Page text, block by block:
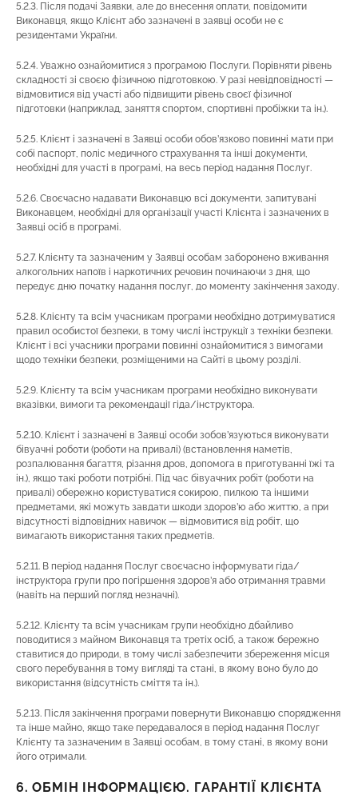
5.2.3. Після подачі Заявки, але до внесення оплати, повідомити
Виконавця, якщо Клієнт або зазначені в заявці особи не є
резидентами України.
5.2.4. Уважно ознайомитися з програмою Послуги. Порівняти рівень
складності зі своєю фізичною підготовкою. У разі невідповідності —
відмовитися від участі або підвищити рівень своєї фізичної
підготовки (наприклад, заняття спортом, спортивні пробіжки та ін.).
5.2.5. Клієнт і зазначені в Заявці особи обов’язково повинні мати при
собі паспорт, поліс медичного страхування та інші документи,
необхідні для участі в програмі, на весь період надання Послуг.
5.2.6. Своєчасно надавати Виконавцю всі документи, запитувані
Виконавцем, необхідні для організації участі Клієнта і зазначених в
Заявці осіб в програмі.
5.2.7. Клієнту та зазначеним у Заявці особам заборонено вживання
алкогольних напоїв і наркотичних речовин починаючи з дня, що
передує дню початку надання послуг, до моменту закінчення заходу.
5.2.8. Клієнту та всім учасникам програми необхідно дотримуватися
правил особистої безпеки, в тому числі інструкції з техніки безпеки.
Клієнт і всі учасники програми повинні ознайомитися з вимогами
щодо техніки безпеки, розміщеними на Сайті в цьому розділі.
5.2.9. Клієнту та всім учасникам програми необхідно виконувати
вказівки, вимоги та рекомендації гіда/інструктора.
5.2.10. Клієнт і зазначені в Заявці особи зобов’язуються виконувати
бівуачні роботи (роботи на привалі) (встановлення наметів,
розпалювання багаття, різання дров, допомога в приготуванні їжі та
ін.), якщо такі роботи потрібні. Під час бівуачних робіт (роботи на
привалі) обережно користуватися сокирою, пилкою та іншими
предметами, які можуть завдати шкоди здоров’ю або життю, а при
відсутності відповідних навичок — відмовитися від робіт, що
вимагають використання таких предметів.
5.2.11. В період надання Послуг своєчасно інформувати гіда/
інструктора групи про погіршення здоров’я або отримання травми
(навіть на перший погляд незначні).
5.2.12. Клієнту та всім учасникам групи необхідно дбайливо
поводитися з майном Виконавця та третіх осіб, а також бережно
ставитися до природи, в тому числі забезпечити збереження місця
свого перебування в тому вигляді та стані, в якому воно було до
використання (відсутність сміття та ін.).
5.2.13. Після закінчення програми повернути Виконавцю спорядження
та інше майно, якщо таке передавалося в період надання Послуг
Клієнту та зазначеним в Заявці особам, в тому стані, в якому вони
його отримали.
6. ОБМІН ІНФОРМАЦІЄЮ. ГАРАНТІЇ КЛІЄНТА